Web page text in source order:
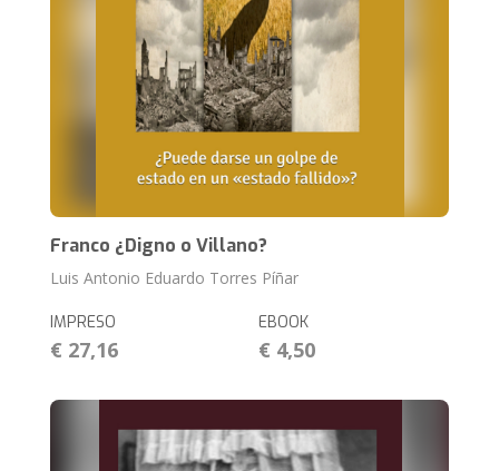
Franco ¿Digno o Villano?
Luis Antonio Eduardo Torres Píñar
IMPRESO
€ 27,16
EBOOK
€ 4,50